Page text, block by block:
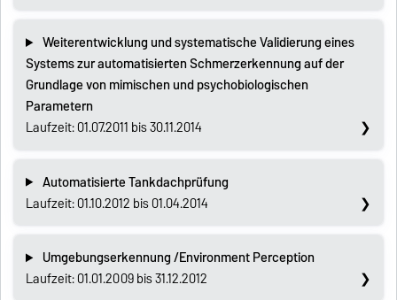
Weiterentwicklung und systematische Validierung eines
Systems zur automatisierten Schmerzerkennung auf der
Grundlage von mimischen und psychobiologischen
Parametern
Laufzeit: 01.07.2011 bis 30.11.2014
Automatisierte Tankdachprüfung
Laufzeit: 01.10.2012 bis 01.04.2014
Umgebungserkennung /Environment Perception
Laufzeit: 01.01.2009 bis 31.12.2012